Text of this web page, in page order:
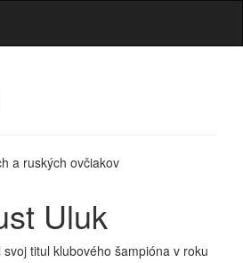
a ruských ovčiakov
Uluk
titul klubového šampióna v roku